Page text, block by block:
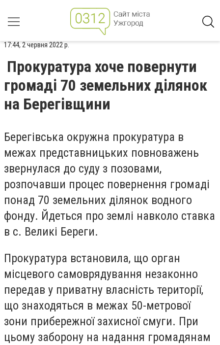
17:44, 2 червня 2022 р.
Прокуратура хоче повернути
громаді 70 земельних ділянок
на Берегівщини
Берегівська окружна прокуратура в
межах представницьких повноважень
звернулася до суду з позовами,
розпочавши процес повернення громаді
понад 70 земельних ділянок водного
фонду. Йдеться про землі навколо ставка
в с. Великі Береги.
Прокуратура встановила, що орган
місцевого самоврядування незаконно
передав у приватну власність території,
що знаходяться в межах 50-метрової
зони прибережної захисної смуги. При
цьому заборону на надання громадянам